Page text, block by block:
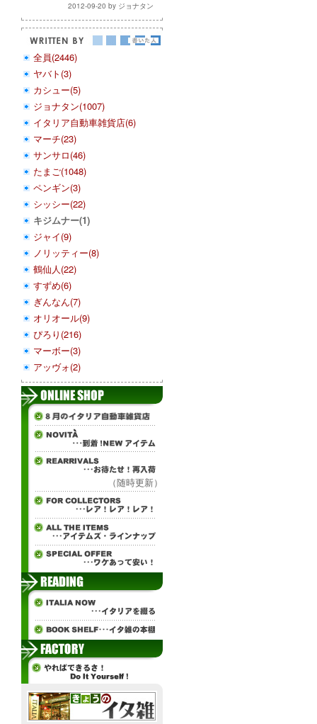
2012-09-20 by ジョナタン
全員(2446)
ヤバト(3)
カシュー(5)
ジョナタン(1007)
イタリア自動車雑貨店(6)
マーチ(23)
サンサロ(46)
たまご(1048)
ペンギン(3)
シッシー(22)
キジムナー(1)
ジャイ(9)
ノリッティー(8)
鶴仙人(22)
すずめ(6)
ぎんなん(7)
オリオール(9)
ぴろり(216)
マーボー(3)
アッヴォ(2)
（随時更新）